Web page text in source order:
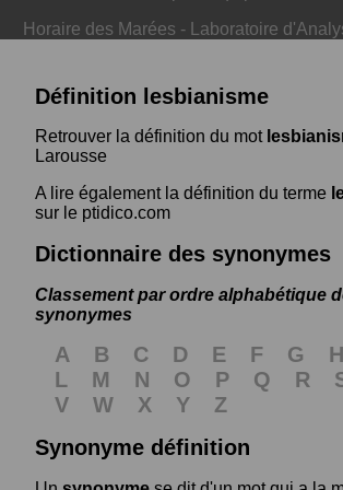
Horaire des Marées - Laboratoire
Définition lesbianisme
Retrouver la définition du mot
Larousse
A lire également la définition du terme
sur le ptidico.com
Dictionnaire des synonymes
Classement par ordre alphabétique
synonymes
A B C D E F G H
L
M N O P Q R
V
W X Y
Z
Synonyme définition